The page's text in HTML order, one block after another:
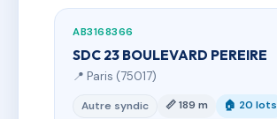
AB3168366
SDC 23 BOULEVARD PEREIRE
📍 Paris (75017)
Autre syndic 📏 189 m 🏠 20 lots